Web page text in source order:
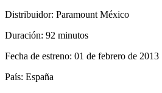
Distribuidor: Paramount México
Duración: 92 minutos
Fecha de estreno: 01 de febrero de 2013
País: España